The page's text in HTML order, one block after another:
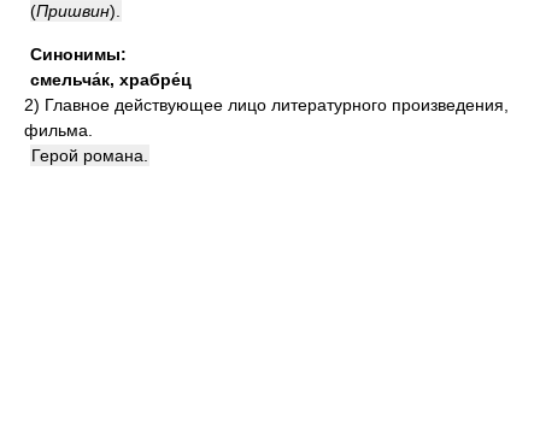
(Пришвин)
Синонимы:
смельча́к, храбре́ц
2) Главное действующее лицо литературного произведения,
фильма.
Герой романа.